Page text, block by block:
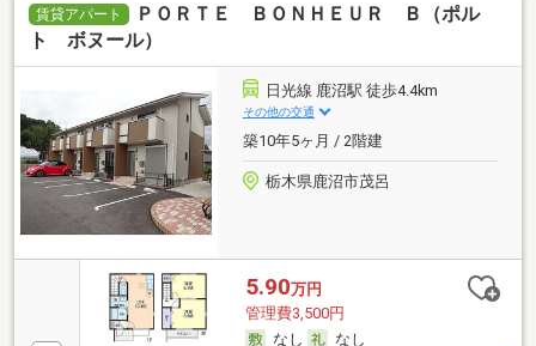
賃貸アパート
ＰＯＲＴＥ ＢＯＮＨＥＵＲ Ｂ（ポル
ト ボヌール）
日光線 鹿沼駅 徒歩4.4km
その他の交通
築10年5ヶ月 / 2階建
栃木県鹿沼市茂呂
5.90万円
管理費3,500円
なし
なし